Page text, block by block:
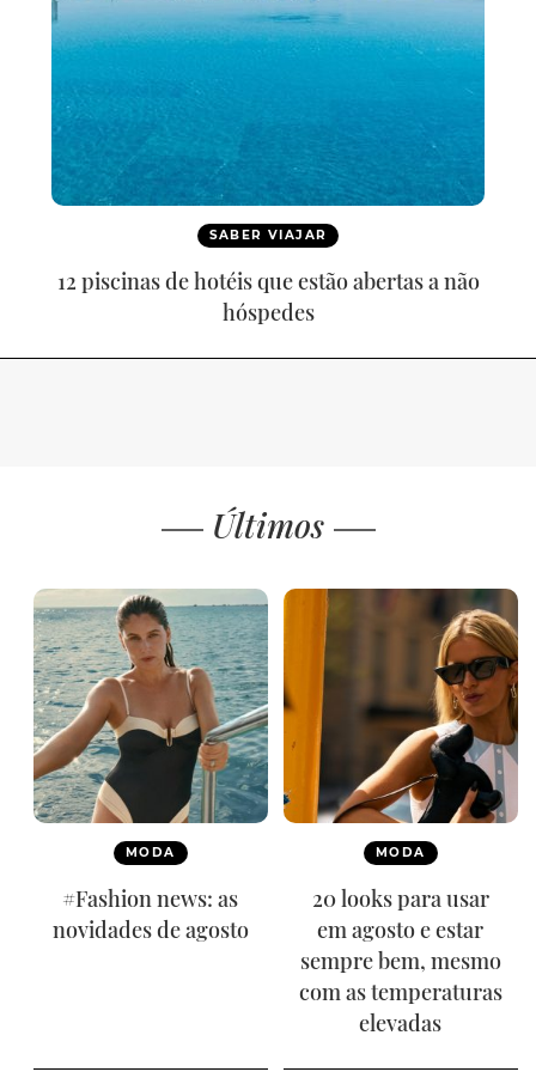
SABER VIAJAR
12 piscinas de hotéis que estão abertas a não
hóspedes
Últimos
MODA
#Fashion news: as
novidades de agosto
MODA
20 looks para usar
em agosto e estar
sempre bem, mesmo
com as temperaturas
elevadas